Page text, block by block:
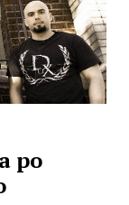
po